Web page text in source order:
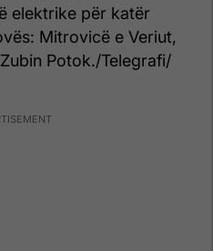
elektrike për katër
Mitrovicë e Veriut,
Potok./Telegrafi/